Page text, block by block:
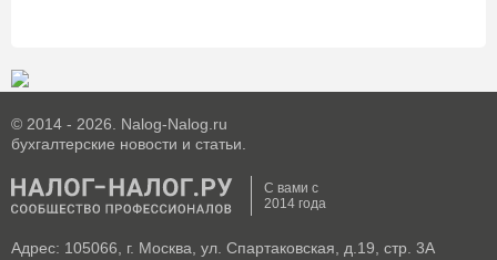
© 2014 - 2026. Nalog-Nalog.ru
бухгалтерские новости и статьи.
С вами с
2014 года
Адрес: 105066, г. Москва, ул. Спартаковская, д.19, стр. 3А